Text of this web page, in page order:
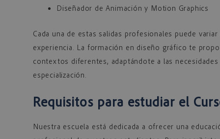
Diseñador de Animación y Motion Graphics
Cada una de estas salidas profesionales puede
experiencia. La formación en diseño gráfico te
contextos diferentes, adaptándote a las
especialización.
Requisitos para estudiar el
Nuestra escuela está dedicada a ofrecer una